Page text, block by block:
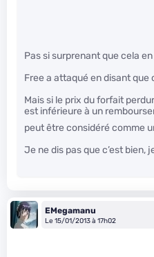
Pas si surprenant que cela
Free a attaqué en disant que
Mais si le prix du forfait
est inférieure à un
peut être considéré comme
Je ne dis pas que c’est bien,
EMegamanu
Le 15/01/2013 à 17h02